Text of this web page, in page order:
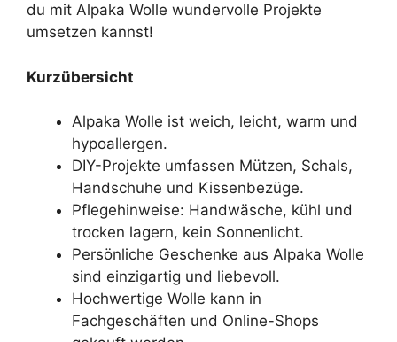
du mit Alpaka Wolle wundervolle Projekte
umsetzen kannst!
Kurzübersicht
Alpaka Wolle ist weich, leicht, warm und
hypoallergen.
DIY-Projekte umfassen Mützen, Schals,
Handschuhe und Kissenbezüge.
Pflegehinweise: Handwäsche, kühl und
trocken lagern, kein Sonnenlicht.
Persönliche Geschenke aus Alpaka Wolle
sind einzigartig und liebevoll.
Hochwertige Wolle kann in
Fachgeschäften und Online-Shops